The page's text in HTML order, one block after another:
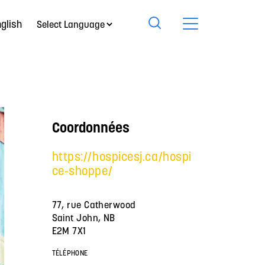
Coordonnées
https://hospicesj.ca/hospi
ce-shoppe/
77, rue Catherwood
Saint John, NB
E2M 7X1
TÉLÉPHONE